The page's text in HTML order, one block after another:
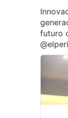
futuro